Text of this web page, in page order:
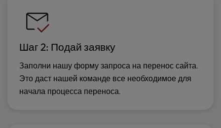
Шаг 2: Подай заявку
Заполни нашу форму запроса на перенос сайта.
Это даст нашей команде все необходимое для
начала процесса переноса.